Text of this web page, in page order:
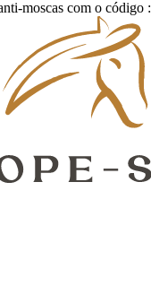
moscas com o código :